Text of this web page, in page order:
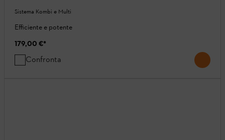
Sistema Kombi e Multi
Efficiente e potente
179,00 €*
Confronta